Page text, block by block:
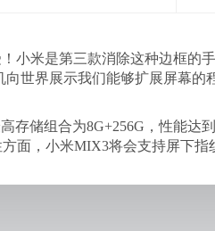
小米是第三款消除这种边框的
世界展示我们能够扩展屏幕的
存储组合为8G+256G，性能达
面，小米MIX3将会支持屏下